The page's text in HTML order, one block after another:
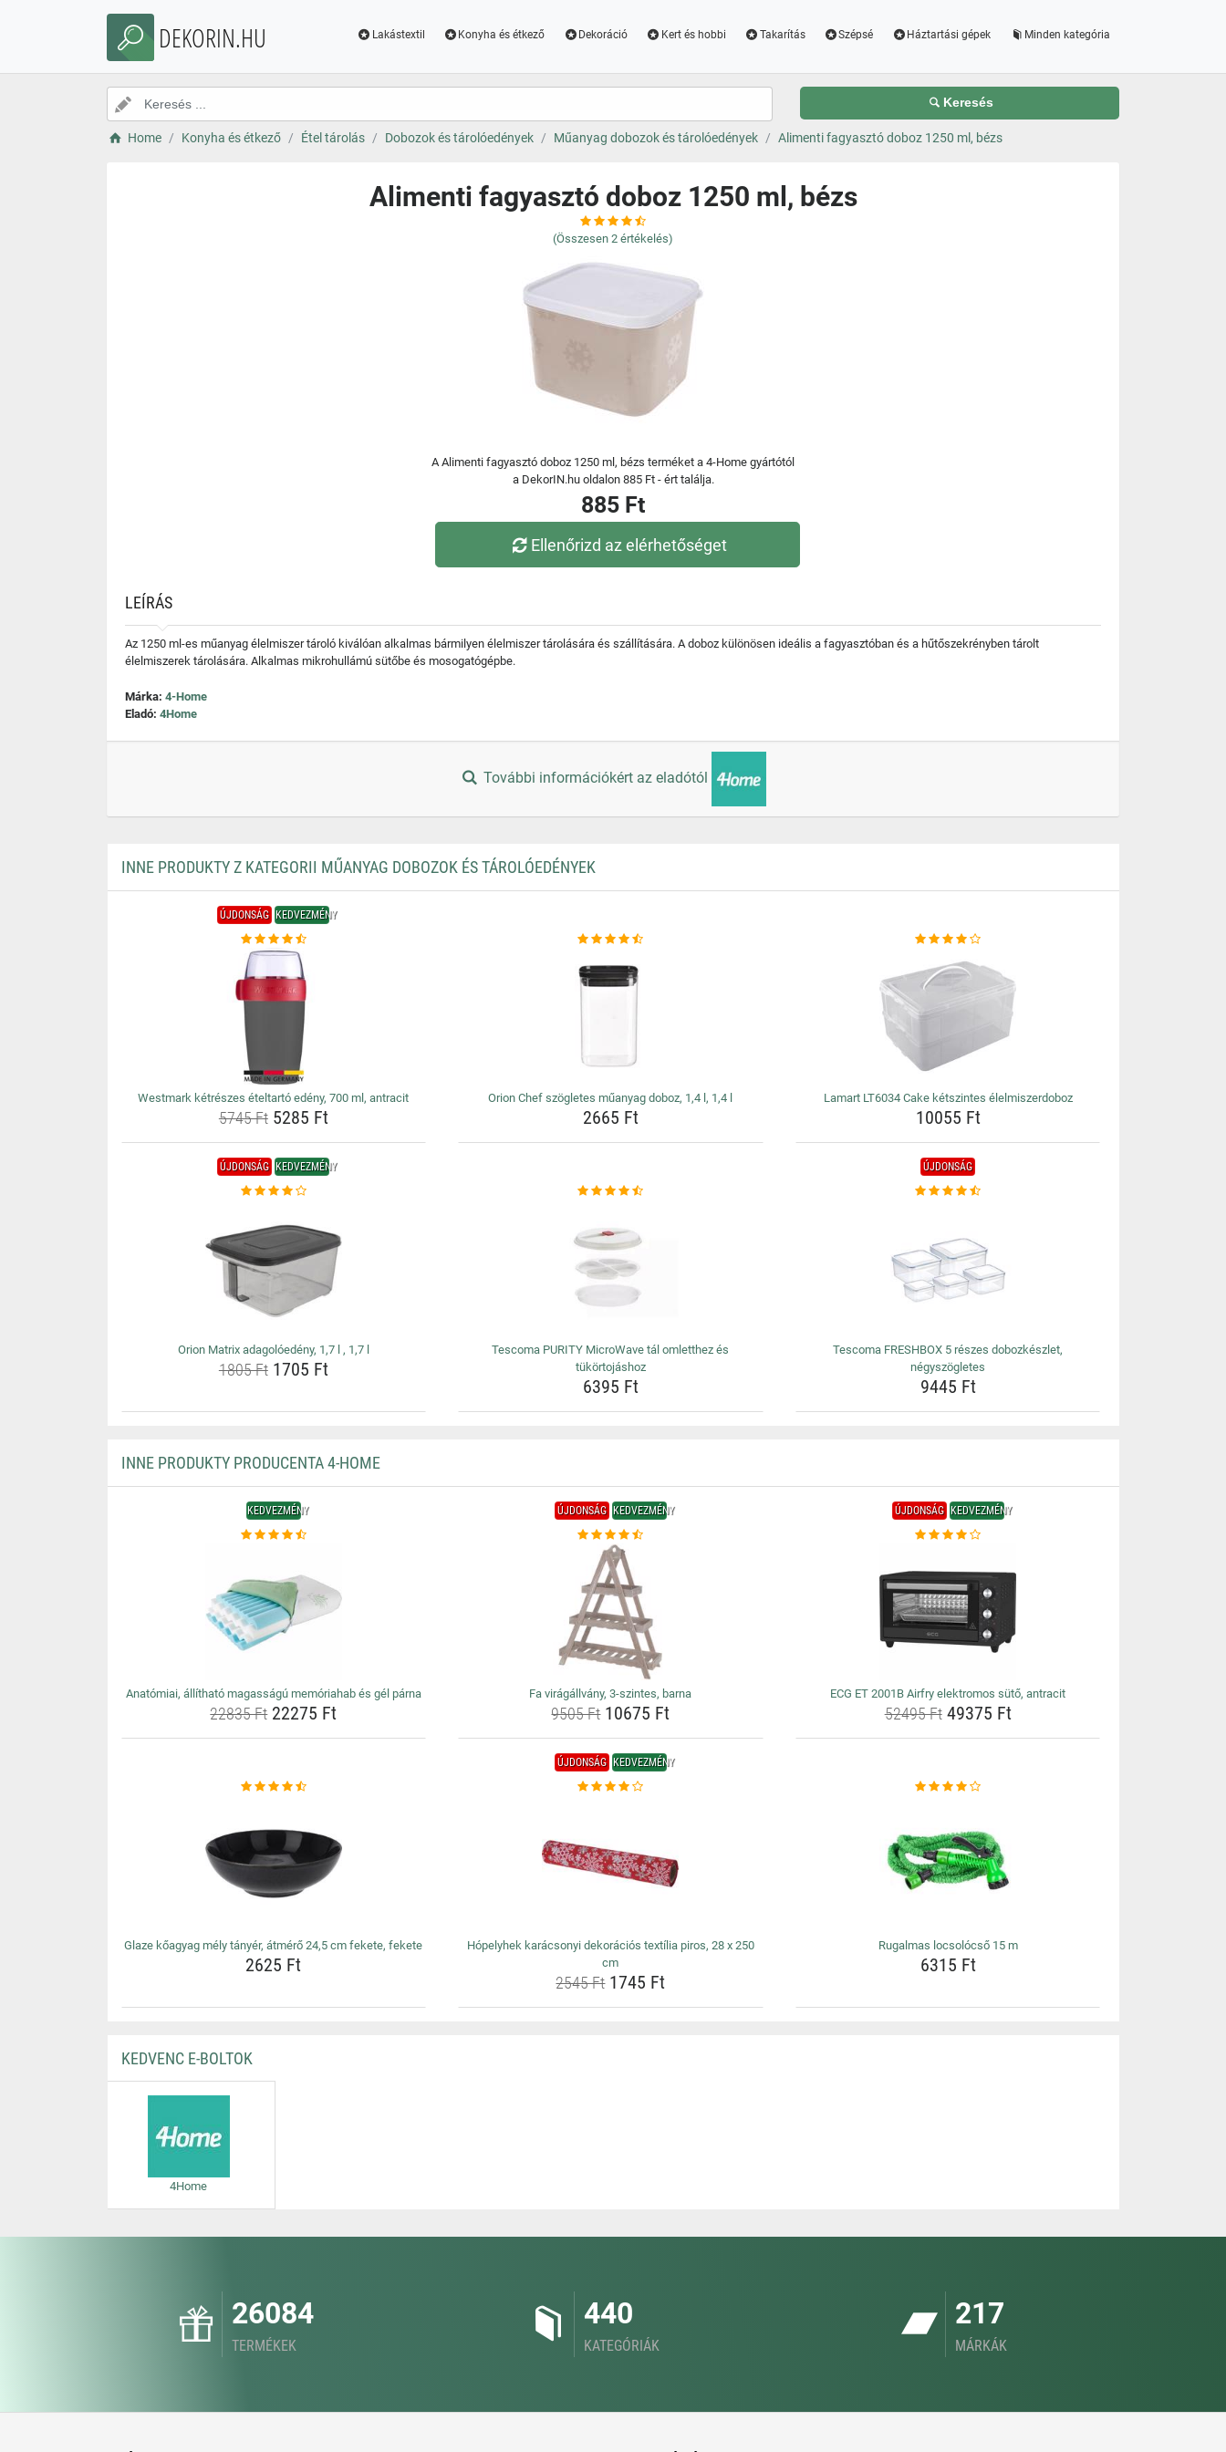
DEKORIN.HU Lakástextil Konyha és étkező Dekoráció Kert és hobbi Takarítás Szépsé Háztartási gépek Minden kategória
Keresés
Home Konyha és étkező Étel tárolás Dobozok és tárolóedények Műanyag dobozok és tárolóedények Alimenti fagyasztó doboz 1250 ml, bézs
Alimenti fagyasztó doboz 1250 ml, bézs
(Összesen 2 értékelés)
A Alimenti fagyasztó doboz 1250 ml, bézs terméket a 4-Home gyártótól
a DekorIN.hu oldalon 885 Ft - ért találja.
885 Ft
Ellenőrizd az elérhetőséget
LEÍRÁS
Az 1250 ml-es műanyag élelmiszer tároló kiválóan alkalmas bármilyen élelmiszer tárolására és szállítására. A doboz különösen ideális a fagyasztóban és a hűtőszekrényben tárolt
élelmiszerek tárolására. Alkalmas mikrohullámú sütőbe és mosogatógépbe.
Márka: 4-Home
Eladó: 4Home
További információkért az eladótól
INNE PRODUKTY Z KATEGORII MŰANYAG DOBOZOK ÉS TÁROLÓEDÉNYEK
ÚJDONSÁG KEDVEZMÉNY
Westmark kétrészes ételtartó edény, 700 ml, antracit
5745 Ft5285 Ft
Orion Chef szögletes műanyag doboz, 1,4 l, 1,4 l
2665 Ft
Lamart LT6034 Cake kétszintes élelmiszerdoboz
10055 Ft
ÚJDONSÁG KEDVEZMÉNY
Orion Matrix adagolóedény, 1,7 l , 1,7 l
1805 Ft1705 Ft
Tescoma PURITY MicroWave tál omletthez és
tükörtojáshoz
6395 Ft
ÚJDONSÁG
Tescoma FRESHBOX 5 részes dobozkészlet,
négyszögletes
9445 Ft
INNE PRODUKTY PRODUCENTA 4-HOME
KEDVEZMÉNY
Anatómiai, állítható magasságú memóriahab és gél párna
22835 Ft22275 Ft
ÚJDONSÁG KEDVEZMÉNY
Fa virágállvány, 3-szintes, barna
9505 Ft10675 Ft
ÚJDONSÁG KEDVEZMÉNY
ECG ET 2001B Airfry elektromos sütő, antracit
52495 Ft49375 Ft
Glaze kőagyag mély tányér, átmérő 24,5 cm fekete, fekete
2625 Ft
ÚJDONSÁG KEDVEZMÉNY
Hópelyhek karácsonyi dekorációs textília piros, 28 x 250
cm
2545 Ft1745 Ft
Rugalmas locsolócső 15 m
6315 Ft
KEDVENC E-BOLTOK
4Home
26084
TERMÉKEK
440
KATEGÓRIÁK
217
MÁRKÁK